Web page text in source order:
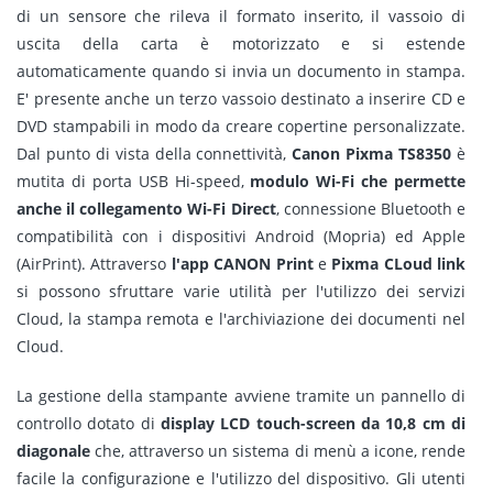
di un sensore che rileva il formato inserito, il vassoio di
uscita della carta è motorizzato e si estende
automaticamente quando si invia un documento in stampa.
E' presente anche un terzo vassoio destinato a inserire CD e
DVD stampabili in modo da creare copertine personalizzate.
Dal punto di vista della connettività,Canon Pixma TS8350 è
mutita di porta USB Hi-speed, modulo Wi-Fi che permette
anche il collegamento Wi-Fi Direct, connessione Bluetooth e
compatibilità con i dispositivi Android (Mopria) ed Apple
(AirPrint). Attraverso l'app CANON Printe Pixma CLoud link
si possono sfruttare varie utilità per l'utilizzo dei servizi
Cloud, la stampa remota e l'archiviazione dei documenti nel
Cloud.
La gestione della stampante avviene tramite un pannello di
controllo dotato di display LCD touch-screen da 10,8 cm di
diagonale che, attraverso un sistema di menù a icone, rende
facile la configurazione e l'utilizzo del dispositivo. Gli utenti